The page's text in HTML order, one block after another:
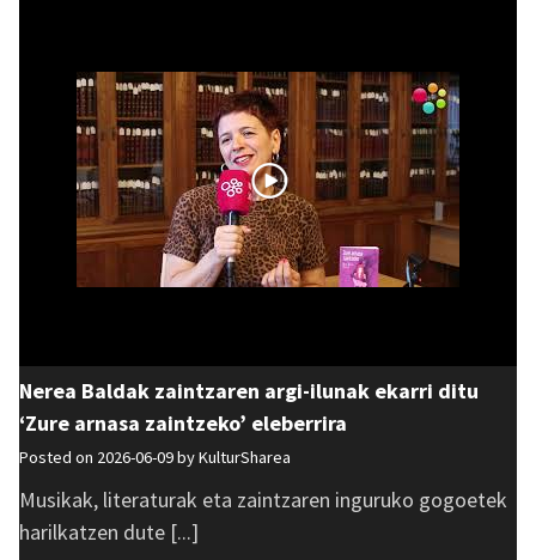
Nerea Baldak zaintzaren argi-ilunak ekarri ditu
‘Zure arnasa zaintzeko’ eleberrira
Posted on 2026-06-09 byKulturSharea
Musikak, literaturak eta zaintzaren inguruko gogoetek
harilkatzen dute [...]